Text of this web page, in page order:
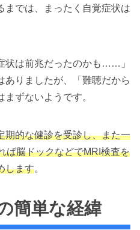
までは、まったく自覚症状は
状は前兆だったのかも……」
ありましたが、「難聴だから
ずないようです。
期的な健診を受診し、また一
ば脳ドックなどでMRI検査を
します。
簡単な経緯